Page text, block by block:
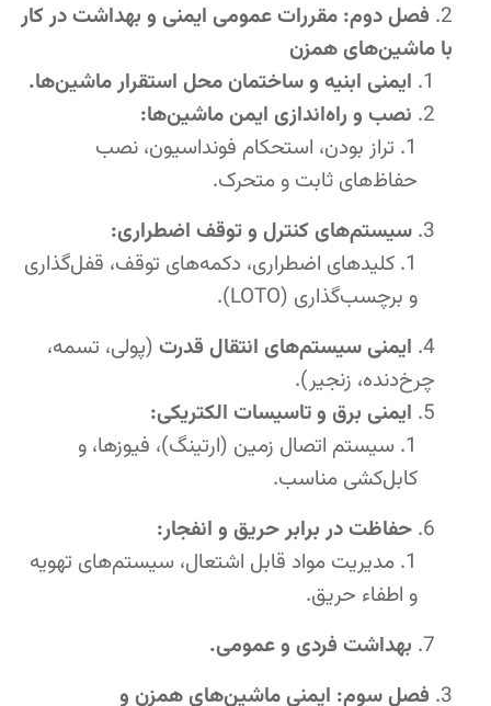
فصل دوم: مقررات عمومی ایمنی و بهداشت در کار
با ماشین‌های همزن
ایمنی ابنیه و ساختمان محل استقرار ماشین‌ها.
نصب و راه‌اندازی ایمن ماشین‌ها:
تراز بودن، استحکام فونداسیون، نصب
حفاظ‌های ثابت و متحرک.
سیستم‌های کنترل و توقف اضطراری:
کلیدهای اضطراری، دکمه‌های توقف، قفل‌گذاری
و برچسب‌گذاری (LOTO).
ایمنی سیستم‌های انتقال قدرت (پولی، تسمه،
چرخ‌دنده، زنجیر).
ایمنی برق و تاسیسات الکتریکی:
سیستم اتصال زمین (ارتینگ)، فیوزها، و
کابل‌کشی مناسب.
حفاظت در برابر حریق و انفجار:
مدیریت مواد قابل اشتعال، سیستم‌های تهویه
و اطفاء حریق.
بهداشت فردی و عمومی.
فصل سوم: ایمنی ماشین‌های همزن و